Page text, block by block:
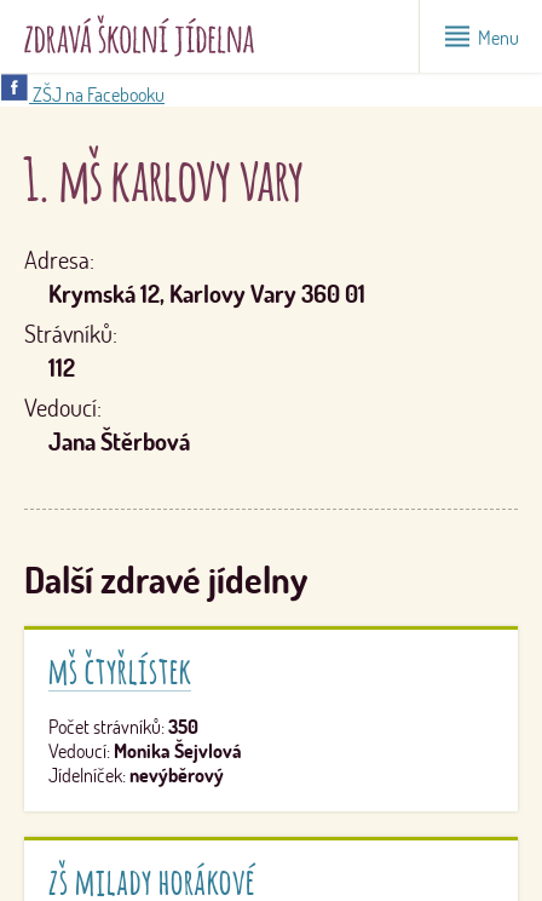
Menu
ZŠJ na Facebooku
1. mš karlovy vary
Adresa:
Krymská 12, Karlovy Vary 360 01
Strávníků:
112
Vedoucí:
Jana Štěrbová
Další zdravé jídelny
mš čtyřlístek
Počet strávníků:350
Vedoucí: Monika Šejvlová
Jídelníček:nevýběrový
zš milady horákové